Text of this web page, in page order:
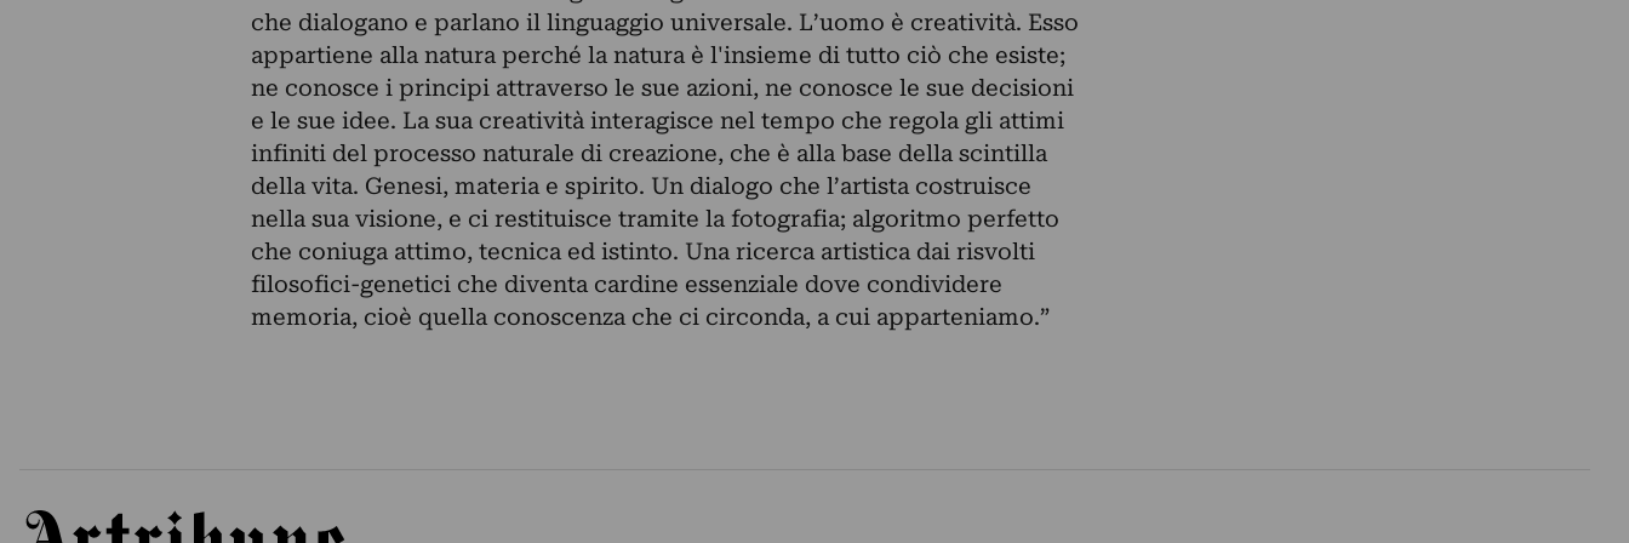
che dialogano e parlano il linguaggio universale. L’uomo è creatività. Esso
appartiene alla natura perché la natura è l'insieme di tutto ciò che esiste;
ne conosce i principi attraverso le sue azioni, ne conosce le sue decisioni
e le sue idee. La sua creatività interagisce nel tempo che regola gli attimi
infiniti del processo naturale di creazione, che è alla base della scintilla
della vita. Genesi, materia e spirito. Un dialogo che l’artista costruisce
nella sua visione, e ci restituisce tramite la fotografia; algoritmo perfetto
che coniuga attimo, tecnica ed istinto. Una ricerca artistica dai risvolti
filosofici-genetici che diventa cardine essenziale dove condividere
memoria, cioè quella conoscenza che ci circonda, a cui apparteniamo.”
Artribune